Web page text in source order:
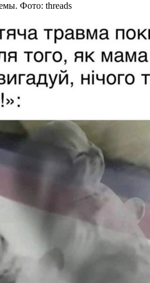
Фото: threads